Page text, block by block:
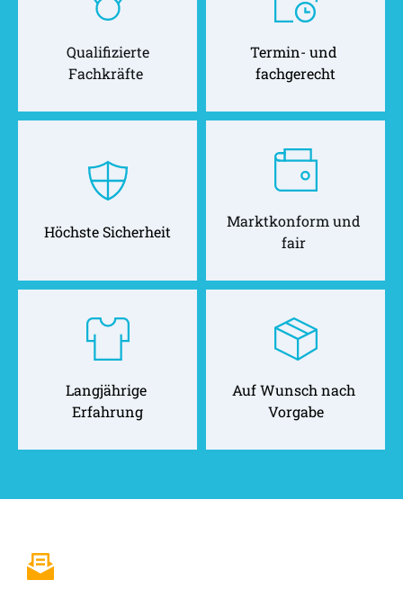
Qualifizierte
Fachkräfte
Termin- und
fachgerecht
Höchste Sicherheit
Marktkonform und
fair
Langjährige
Erfahrung
Auf Wunsch nach
Vorgabe